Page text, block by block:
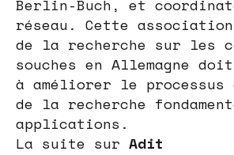
Berlin-Buch, et
réseau. Cette
de la recherche sur les
souches en Allemagne
à améliorer le
de la recherche
applications.
La suite sur Adit